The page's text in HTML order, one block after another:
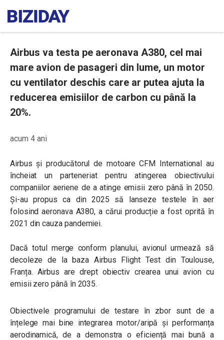
Airbus va testa pe aeronava A380, cel mai
mare avion de pasageri din lume, un motor
cu ventilator deschis care ar putea ajuta la
reducerea emisiilor de carbon cu până la
20%.
acum 4 ani
Airbus și producătorul de motoare CFM International au
încheiat un parteneriat pentru atingerea obiectivului
companiilor aeriene de a atinge emisii zero până în 2050.
Și-au propus ca din 2025 să lanseze testele în aer
folosind aeronava A380, a cărui producție a fost oprită în
2021 din cauza pandemiei.
Dacă totul merge conform planului, avionul urmează să
decoleze de la baza Airbus Flight Test din Toulouse,
Franța. Airbus are drept obiectiv crearea unui avion cu
emisii zero până în 2035.
Obiectivele programului de testare în zbor sunt de a
înțelege mai bine integrarea motor/aripă și performanța
aerodinamică, de a demonstra o eficiență mai bună a